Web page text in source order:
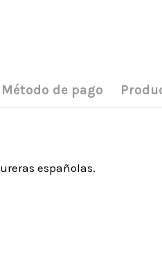
Método de pago
españolas.